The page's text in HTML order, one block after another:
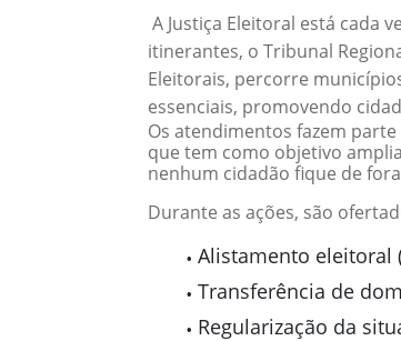
A Justiça Eleitoral está cada
itinerantes, o Tribunal
Eleitorais, percorre
essenciais, promovendo
Os atendimentos fazem
que tem como objetivo
nenhum cidadão fique de
Durante as ações, são
Alistamento eleitoral
Transferência de
Regularização da